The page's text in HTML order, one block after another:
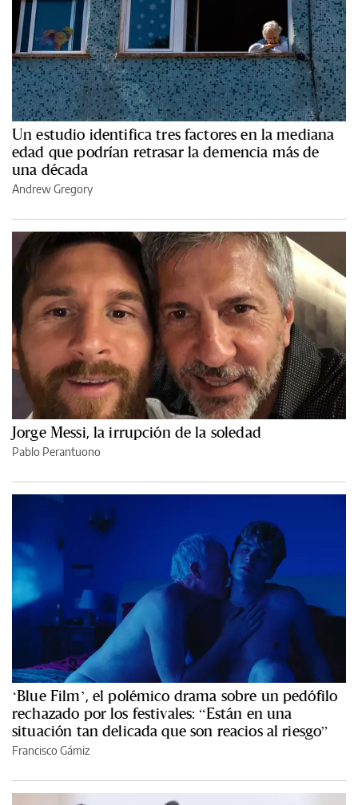
Un estudio identifica tres factores en la mediana
edad que podrían retrasar la demencia más de
una década
Andrew Gregory
Jorge Messi, la irrupción de la soledad
Pablo Perantuono
‘Blue Film’, el polémico drama sobre un pedófilo
rechazado por los festivales: “Están en una
situación tan delicada que son reacios al riesgo”
Francisco Gámiz